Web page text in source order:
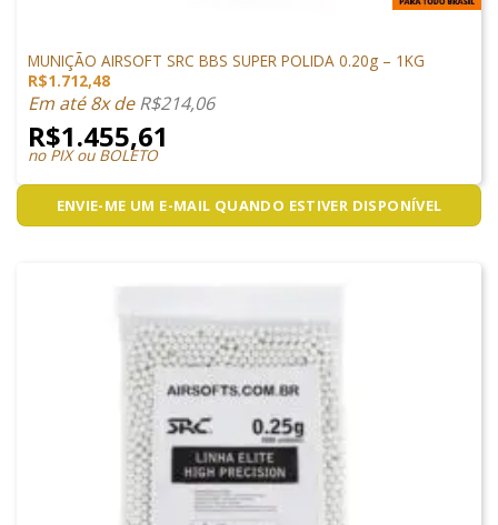
MUNIÇÃO AIRSOFT SRC BBS SUPER POLIDA 0.20g – 1KG
R$1.712,48
Em até 8x deR$214,06
R$1.455,61
no PIX ou BOLETO
ENVIE-ME UM E-MAIL QUANDO ESTIVER DISPONÍVEL